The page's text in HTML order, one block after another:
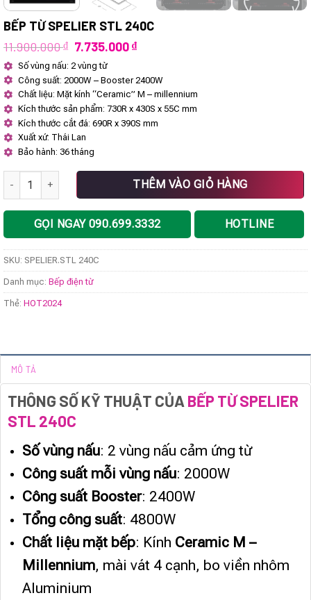
BẾP TỪ SPELIER STL 240C
11.900.000₫ Giá
gốc
là:
11.900.000 ₫.
7.735.000₫Giá
là:
7.735.000 ₫.
Số vùng nấu: 2 vùng từ
Công suất: 2000W – Booster 2400W
Chất liệu: Mặt kính “Ceramic” M – millennium
Kích thước sản phẩm: 730R x 430S x 55C mm
Kích thước cắt đá: 690R x 390S mm
Xuất xứ: Thái Lan
Bảo hành: 36 tháng
BẾP TỪ SPELIER STL 240C số lượngTHÊM VÀO GIỎ HÀNG
GỌI NGAY 090.699.3332 HOTLINE
SKU: SPELIER.STL 240C
Danh mục: Bếp điện từ
Thẻ: HOT2024
MÔ TẢ
THÔNG SỐ KỸ THUẬT CỦA BẾP TỪ SPELIER
STL 240C
Số vùng nấu: 2 vùng nấu cảm ứng từ
Công suất mỗi vùng nấu: 2000W
Công suất Booster: 2400W
Tổng công suất: 4800W
Chất liệu mặt bếp: Kính Ceramic M –
Millennium, mài vát 4 cạnh, bo viền nhôm
Aluminium